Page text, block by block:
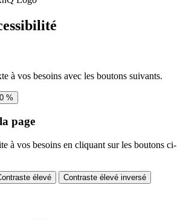
à vos besoins avec les boutons suivants.
%
page
à vos besoins en cliquant sur les boutons ci-
élevé Contraste élevé inversé